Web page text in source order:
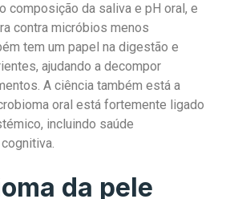
composição da saliva e pH oral, e
contra micróbios menos
tem um papel na digestão e
ajudando a decompor
A ciência também está a
oral está fortemente ligado
incluindo saúde
da pele